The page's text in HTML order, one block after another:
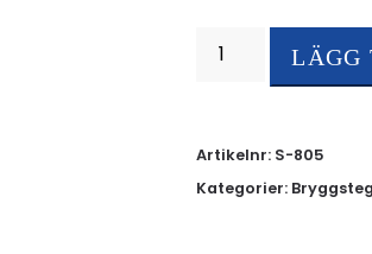
Bryggstege
mängd
LÄGG
Artikelnr: S-805
Kategorier: